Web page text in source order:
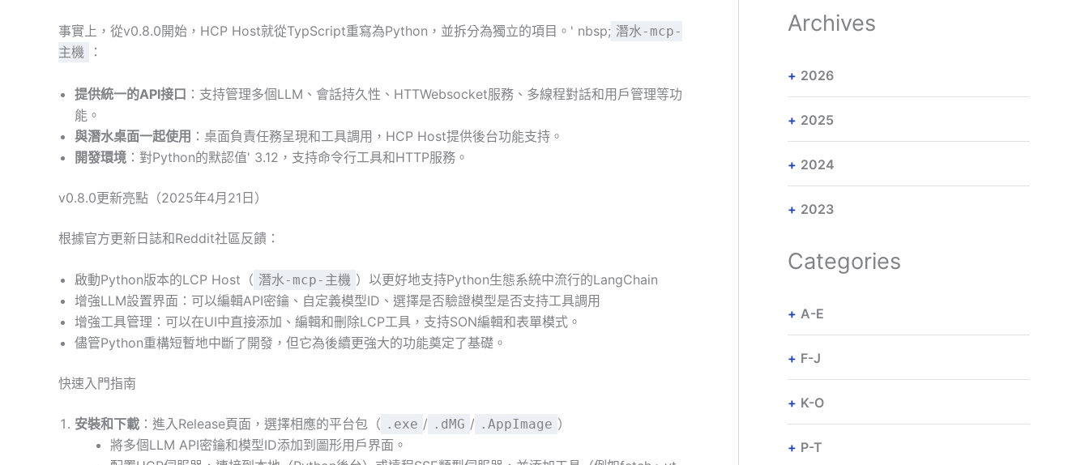
事實上，從v0.8.0開始，HCP Host就從TypScript重寫為Python，並拆分為獨立的項目。' nbsp; 潛水-mcp-
主機
：
提供統一的API接口 ：支持管理多個LLM、會話持久性、HTTWebsocket服務、多線程對話和用戶管理等功
能。
與潛水桌面一起使用 ：桌面負責任務呈現和工具調用，HCP Host提供後台功能支持。
開發環境 ：對Python的默認值' 3.12，支持命令行工具和HTTP服務。
v0.8.0更新亮點（2025年4月21日）
根據官方更新日誌和Reddit社區反饋：
啟動Python版本的LCP Host（ 潛水-mcp-主機 ）以更好地支持Python生態系統中流行的LangChain
增強LLM設置界面：可以編輯API密鑰、自定義模型ID、選擇是否驗證模型是否支持工具調用
增強工具管理：可以在UI中直接添加、編輯和刪除LCP工具，支持SON編輯和表單模式。
儘管Python重構短暫地中斷了開發，但它為後續更強大的功能奠定了基礎。
快速入門指南
安裝和下載 ：進入Release頁面，選擇相應的平台包（ .exe / .dMG / .AppImage ）
將多個LLM API密鑰和模型ID添加到圖形用戶界面。
Archives
2026
2025
2024
2023
Categories
A-E
F-J
K-O
P-T